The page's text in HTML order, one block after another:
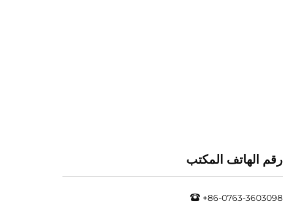
رقم الهاتف المكتب
+86-0763-3603098